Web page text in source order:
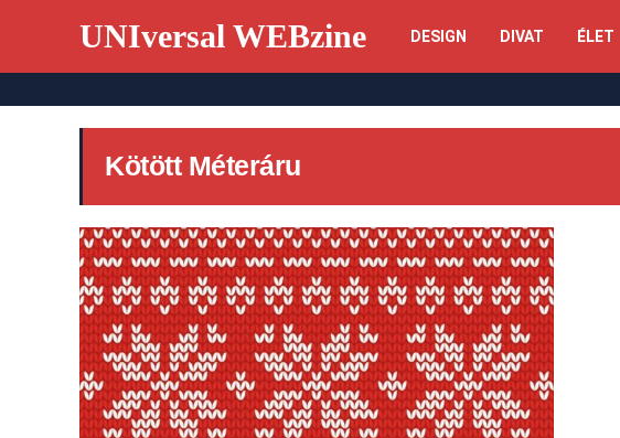
UNIversal WEBzine DESIGN DIVAT ÉLET
Kötött Méteráru